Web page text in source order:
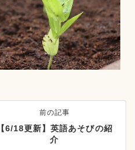
前の記事
【6/18更新】英語あそびの紹
介